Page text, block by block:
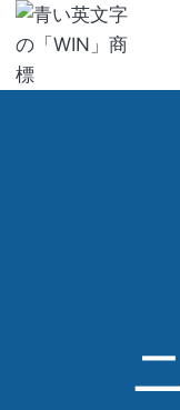
内
容
を